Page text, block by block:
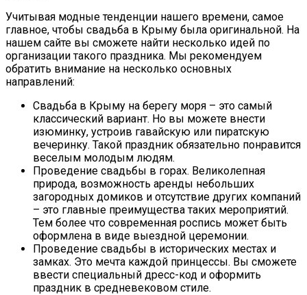
Учитывая модные тенденции нашего времени, самое
главное, чтобы свадьба в Крыму была оригинальной. На
нашем сайте вы сможете найти несколько идей по
организации такого праздника. Мы рекомендуем
обратить внимание на несколько основных
направлений:
Свадьба в Крыму на берегу моря – это самый
классический вариант. Но вы можете внести
изюминку, устроив гавайскую или пиратскую
вечеринку. Такой праздник обязательно понравится
веселым молодым людям.
Проведение свадьбы в горах. Великолепная
природа, возможность аренды небольших
загородных домиков и отсутствие других компаний
– это главные преимущества таких мероприятий.
Тем более что современная роспись может быть
оформлена в виде выездной церемонии.
Проведение свадьбы в исторических местах и
замках. Это мечта каждой принцессы. Вы сможете
ввести специальный дресс-код и оформить
праздник в средневековом стиле.